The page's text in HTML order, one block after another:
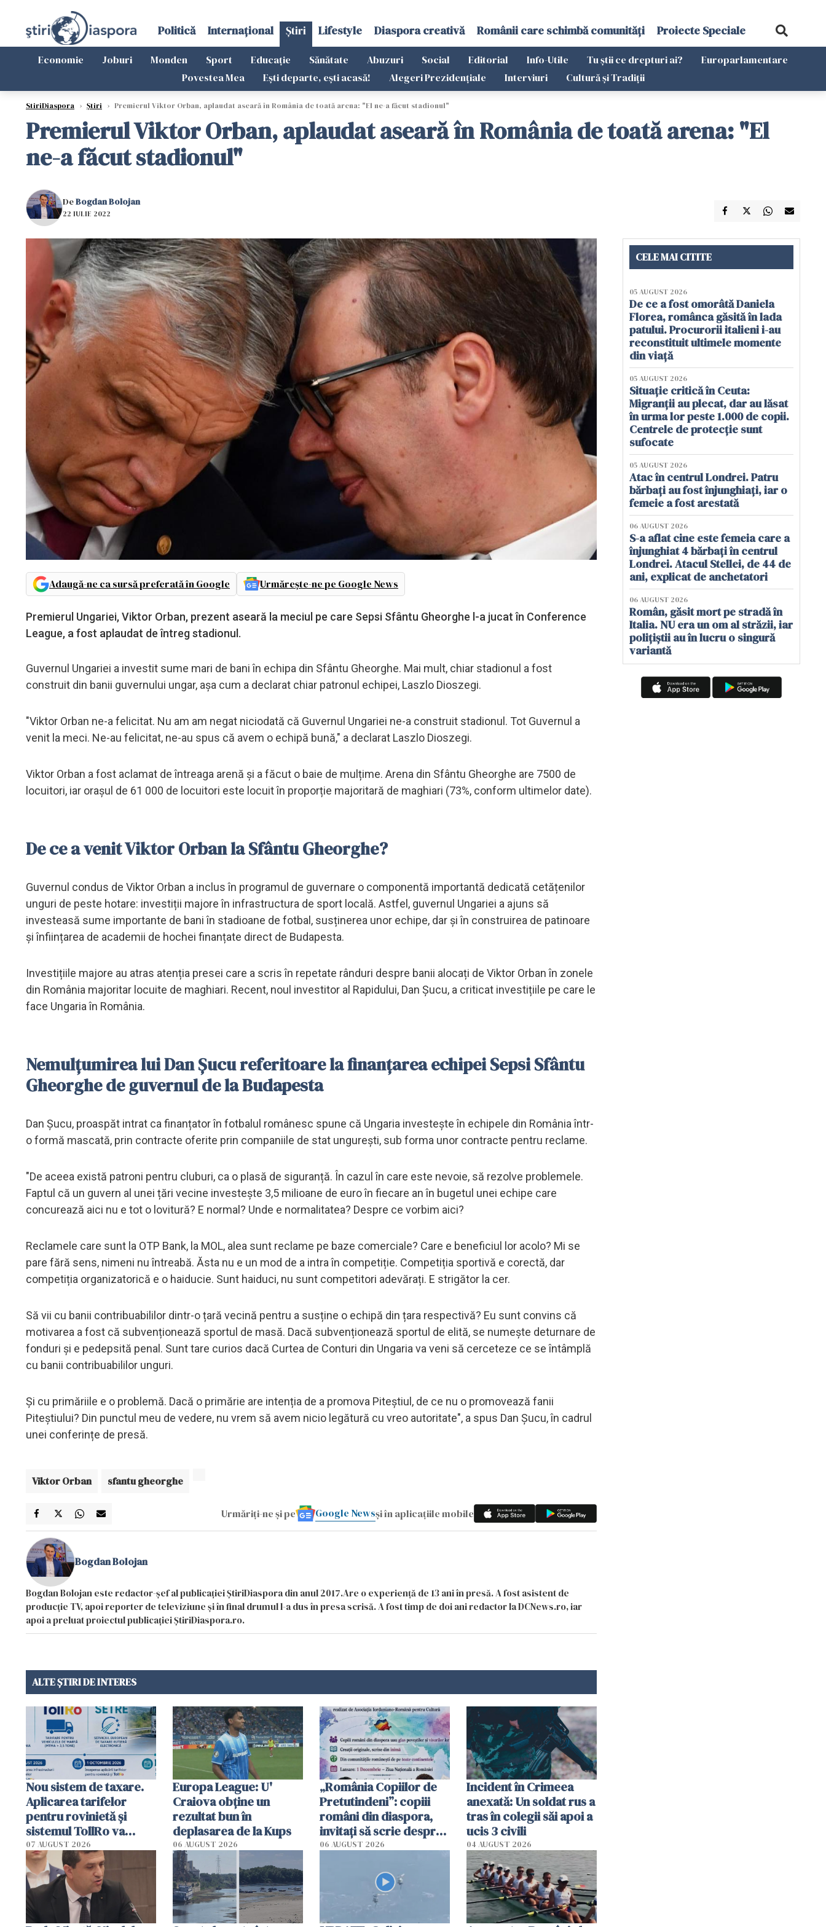
Politică Internațional Știri Lifestyle Diaspora creativă Românii care schimbă comunități Proiecte Speciale
Economie Joburi Monden Sport Educație Sănătate Abuzuri Social Editorial Info-Utile Tu știi ce drepturi ai?
Europarlamentare
Povestea Mea
Ești departe, ești acasă! Alegeri Prezidențiale Interviuri Cultură și Tradiții
StiriDiaspora › Știri › Premierul Viktor Orban, aplaudat aseară în România de toată arena: "El ne-a făcut stadionul"
Premierul Viktor Orban, aplaudat aseară în România de toată arena: "El
ne-a făcut stadionul"
DeBogdan Bolojan
22 IULIE 2022
Adaugă-ne ca sursă preferată în Google Urmărește-ne pe Google News
Premierul Ungariei, Viktor Orban, prezent aseară la meciul pe care Sepsi Sfântu Gheorghe l-a jucat în Conference
League, a fost aplaudat de întreg stadionul.
Guvernul Ungariei a investit sume mari de bani în echipa din Sfântu Gheorghe. Mai mult, chiar stadionul a fost
construit din banii guvernului ungar, așa cum a declarat chiar patronul echipei, Laszlo Dioszegi.
"Viktor Orban ne-a felicitat. Nu am am negat niciodată că Guvernul Ungariei ne-a construit stadionul. Tot Guvernul a
venit la meci. Ne-au felicitat, ne-au spus că avem o echipă bună," a declarat Laszlo Dioszegi.
Viktor Orban a fost aclamat de întreaga arenă și a făcut o baie de mulțime. Arena din Sfântu Gheorghe are 7500 de
locuitori, iar orașul de 61 000 de locuitori este locuit în proporție majoritară de maghiari (73%, conform ultimelor date).
De ce a venit Viktor Orban la Sfântu Gheorghe?
Guvernul condus de Viktor Orban a inclus în programul de guvernare o componentă importantă dedicată cetățenilor
unguri de peste hotare: investiții majore în infrastructura de sport locală. Astfel, guvernul Ungariei a ajuns să
investeasă sume importante de bani în stadioane de fotbal, susținerea unor echipe, dar și în construirea de patinoare
și înființarea de academii de hochei finanțate direct de Budapesta.
Investițiile majore au atras atenția presei care a scris în repetate rânduri despre banii alocați de Viktor Orban în zonele
din România majoritar locuite de maghiari. Recent, noul investitor al Rapidului, Dan Șucu, a criticat investițiile pe care le
face Ungaria în România.
Nemulțumirea lui Dan Șucu referitoare la finanțarea echipei Sepsi Sfântu
Gheorghe de guvernul de la Budapesta
Dan Șucu, proaspăt intrat ca finanțator în fotbalul românesc spune că Ungaria investește în echipele din România într-
o formă mascată, prin contracte oferite prin companiile de stat ungurești, sub forma unor contracte pentru reclame.
"De aceea există patroni pentru cluburi, ca o plasă de siguranță. În cazul în care este nevoie, să rezolve problemele.
Faptul că un guvern al unei țări vecine investește 3,5 milioane de euro în fiecare an în bugetul unei echipe care
concurează aici nu e tot o lovitură? E normal? Unde e normalitatea? Despre ce vorbim aici?
Reclamele care sunt la OTP Bank, la MOL, alea sunt reclame pe baze comerciale? Care e beneficiul lor acolo? Mi se
pare fără sens, nimeni nu întreabă. Ăsta nu e un mod de a intra în competiție. Competiția sportivă e corectă, dar
competiția organizatorică e o haiducie. Sunt haiduci, nu sunt competitori adevărați. E strigător la cer.
Să vii cu banii contribuabililor dintr-o țară vecină pentru a susține o echipă din țara respectivă? Eu sunt convins că
motivarea a fost că subvenționează sportul de masă. Dacă subvenționează sportul de elită, se numește deturnare de
fonduri și e pedepsită penal. Sunt tare curios dacă Curtea de Conturi din Ungaria va veni să cerceteze ce se întâmplă
cu banii contribuabililor unguri.
Și cu primăriile e o problemă. Dacă o primărie are intenția de a promova Piteștiul, de ce nu o promovează fanii
Piteștiului? Din punctul meu de vedere, nu vrem să avem nicio legătură cu vreo autoritate", a spus Dan Șucu, în cadrul
unei conferințe de presă.
Viktor Orban sfantu gheorghe
Urmăriți-ne și pe Google Newsși în aplicațiile mobile
Bogdan Bolojan
Bogdan Bolojan este redactor-șef al publicației ȘtiriDiaspora din anul 2017.Are o experiență de 13 ani în presă. A fost asistent de
producție TV, apoi reporter de televiziune și în final drumul l-a dus în presa scrisă. A fost timp de doi ani redactor la DCNews.ro, iar
apoi a preluat proiectul publicației ȘtiriDiaspora.ro.
ALTE ȘTIRI DE INTERES
Nou sistem de taxare.
Aplicarea tarifelor
pentru rovinietă şi
sistemul TollRo va
începe la 1 octombrie
07 AUGUST 2026
Europa League: U'
Craiova obține un
rezultat bun în
deplasarea de la Kups
06 AUGUST 2026
„România Copiilor de
Pretutindeni”: copiii
români din diaspora,
invitați să scrie despre
România într-un volum
06 AUGUST 2026
Incident în Crimeea
anexată: Un soldat rus a
tras în colegii săi apoi a
ucis 3 civili
04 AUGUST 2026
CELE MAI CITITE
05 AUGUST 2026
De ce a fost omorâtă Daniela
Florea, românca găsită în lada
patului. Procurorii italieni i-au
reconstituit ultimele momente
din viață
05 AUGUST 2026
Situație critică în Ceuta:
Migranții au plecat, dar au lăsat
în urma lor peste 1.000 de copii.
Centrele de protecție sunt
sufocate
05 AUGUST 2026
Atac în centrul Londrei. Patru
bărbați au fost înjunghiați, iar o
femeie a fost arestată
06 AUGUST 2026
S-a aflat cine este femeia care a
înjunghiat 4 bărbați în centrul
Londrei. Atacul Stellei, de 44 de
ani, explicat de anchetatori
06 AUGUST 2026
Român, găsit mort pe stradă în
Italia. NU era un om al străzii, iar
polițiștii au în lucru o singură
variantă